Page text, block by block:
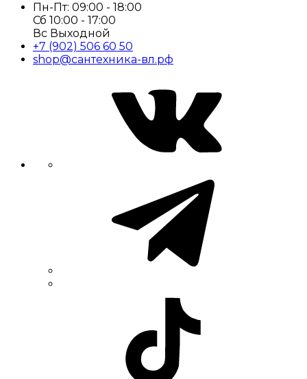
Пн-Пт: 09:00 - 18:00
Сб 10:00 - 17:00
Вс Выходной
+7 (902) 506 60 50
shop@сантехника-вл.рф